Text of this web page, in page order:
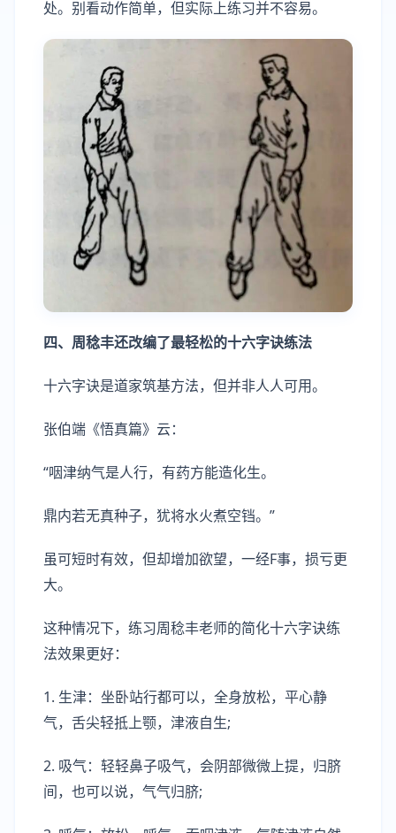
处。别看动作简单，但实际上练习并不容易。
四、周稔丰还改编了最轻松的十六字诀练法
十六字诀是道家筑基方法，但并非人人可用。
张伯端《悟真篇》云：
“咽津纳气是人行，有药方能造化生。
鼎内若无真种子，犹将水火煮空铛。”
虽可短时有效，但却增加欲望，一经F事，损亏更
大。
这种情况下，练习周稔丰老师的简化十六字诀练
法效果更好：
1. 生津：坐卧站行都可以，全身放松，平心静
气，舌尖轻抵上颚，津液自生;
2. 吸气：轻轻鼻子吸气，会阴部微微上提，归脐
间，也可以说，气气归脐;